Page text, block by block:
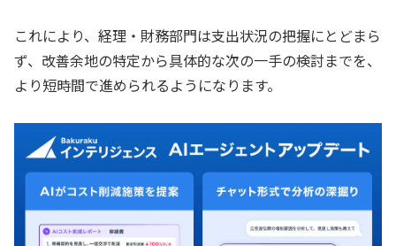
これにより、経理・財務部門は支出状況の把握にとどまら
ず、改善余地の特定から具体的な次の一手の検討までを、
より短時間で進められるようになります。